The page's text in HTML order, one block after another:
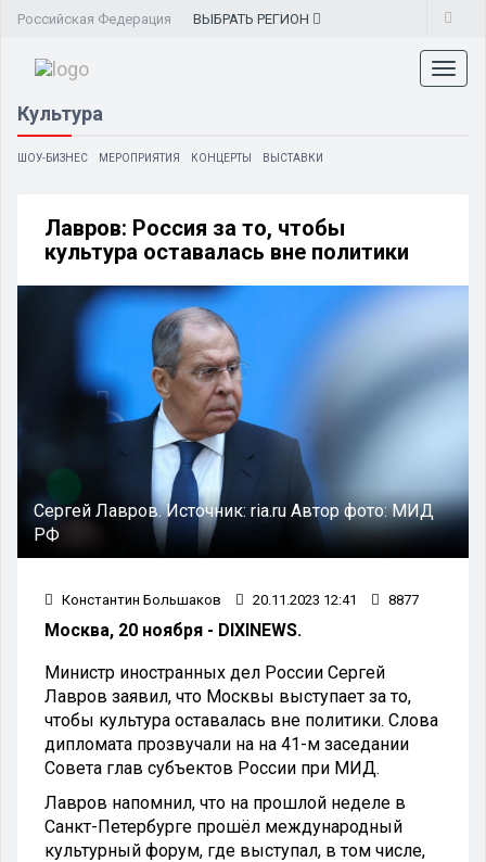
Российская Федерация ВЫБРАТЬ РЕГИОН
Культура
ШОУ-БИЗНЕС МЕРОПРИЯТИЯ КОНЦЕРТЫ ВЫСТАВКИ
Лавров: Россия за то, чтобы
культура оставалась вне политики
Сергей Лавров.Источник: ria.ru Автор фото:МИД
РФ
Константин Большаков 20.11.2023 12:41 8877
Москва, 20 ноября - DIXINEWS.
Министр иностранных дел России Сергей
Лавров заявил, что Москвы выступает за то,
чтобы культура оставалась вне политики. Слова
дипломата прозвучали на на 41-м заседании
Совета глав субъектов России при МИД.
Лавров напомнил, что на прошлой неделе в
Санкт-Петербурге прошёл международный
культурный форум, где выступал, в том числе,